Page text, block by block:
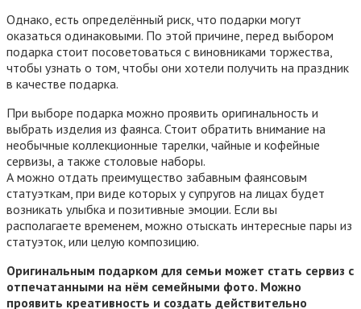
Однако, есть определённый риск, что подарки могут
оказаться одинаковыми. По этой причине, перед выбором
подарка стоит посоветоваться с виновниками торжества,
чтобы узнать о том, чтобы они хотели получить на праздник
в качестве подарка.
При выборе подарка можно проявить оригинальность и
выбрать изделия из фаянса. Стоит обратить внимание на
необычные коллекционные тарелки, чайные и кофейные
сервизы, а также столовые наборы.
А можно отдать преимущество забавным фаянсовым
статуэткам, при виде которых у супругов на лицах будет
возникать улыбка и позитивные эмоции. Если вы
располагаете временем, можно отыскать интересные пары из
статуэток, или целую композицию.
Оригинальным подарком для семьи может стать сервиз с
отпечатанными на нём семейными фото. Можно
проявить креативность и создать действительно